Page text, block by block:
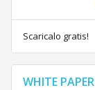
Scaricalo gratis!
WHITE PAPER